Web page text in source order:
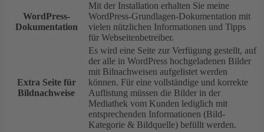
WordPress-
Dokumentation
Mit der Installation erhalten Sie meine
WordPress-Grundlagen-Dokumentation mit
vielen nützlichen Informationen und Tipps
für Webseitenbetreiber.
Extra Seite für
Bildnachweise
Es wird eine Seite zur Verfügung gestellt, auf
der alle in WordPress hochgeladenen Bilder
mit Bilnachweisen aufgelistet werden
können. Für eine vollständige und korrekte
Auflistung müssen die Bilder in der
Mediathek vom Kunden lediglich mit
entsprechenden Informationen (Bild-
Kategorie & Bildquelle) befüllt werden.